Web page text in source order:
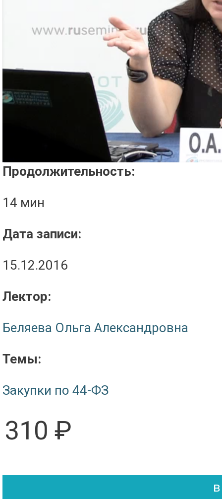
Продолжительность:
14 мин
Дата записи:
15.12.2016
Лектор:
Беляева Ольга Александровна
Темы:
Закупки по 44-ФЗ
310 ₽